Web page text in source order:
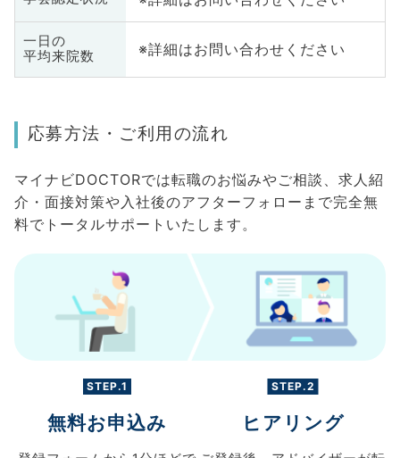
一日の
平均来院数
※詳細はお問い合わせください
応募方法・ご利用の流れ
マイナビDOCTORでは転職のお悩みやご相談、求人紹
介・面接対策や入社後のアフターフォローまで完全無
料でトータルサポートいたします。
STEP.1
無料お申込み
STEP.2
ヒアリング